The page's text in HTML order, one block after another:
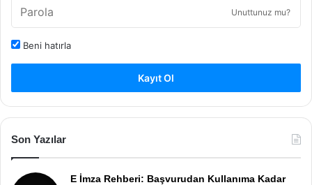
Unuttunuz mu?
Beni hatırla
Kayıt Ol
Son Yazılar
E İmza Rehberi: Başvurudan Kullanıma Kadar